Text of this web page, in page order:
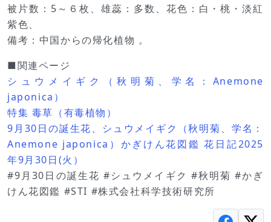
被片数：5～６枚、雄蕊：多数、花色：白・桃・淡紅
紫色、
備考：中国からの帰化植物 。
■関連ページ
シュウメイギク（秋明菊、学名：Anemone
japonica）
特集 毒草（有毒植物）
9月30日の誕生花、シュウメイギク（秋明菊、学名：
Anemone japonica）かぎけん花図鑑 花日記2025
年9月30日(火）
#9月30日の誕生花 #シュウメイギク #秋明菊 #かぎ
けん花図鑑 #STI #株式会社科学技術研究所